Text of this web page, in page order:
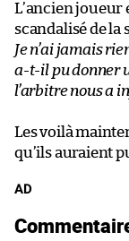
L’ancien joueur
scandalisé de la
Je n’ai jamais
a-t-il pu donner
l’arbitre nous a
Les voilà
qu’ils auraient
AD